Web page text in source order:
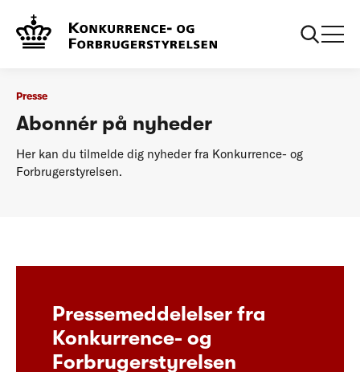
Presse
Presse
Abonnér på nyheder
Her kan du tilmelde dig nyheder fra Konkurrence- og
Forbrugerstyrelsen.
Pressemeddelelser fra
Konkurrence- og
Forbrugerstyrelsen